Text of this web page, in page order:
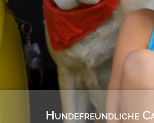
Hundefreundliche